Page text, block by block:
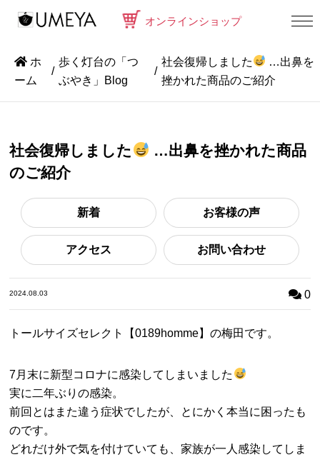
オンラインショップ
ホ
ーム
歩く灯台の「つ
ぶやき」Blog
社会復帰しました
…出鼻を
挫かれた商品のご紹介
社会復帰しました
…出鼻を挫かれた商品
のご紹介
新着 お客様の声
アクセス お問い合わせ
2024.08.03 0
トールサイズセレクト【0189homme】の梅田です。
7月末に新型コロナに感染してしまいました
実に二年ぶりの感染。
前回とはまた違う症状でしたが、とにかく本当に困ったも
のです。
どれだけ外で気を付けていても、家族が一人感染してしま